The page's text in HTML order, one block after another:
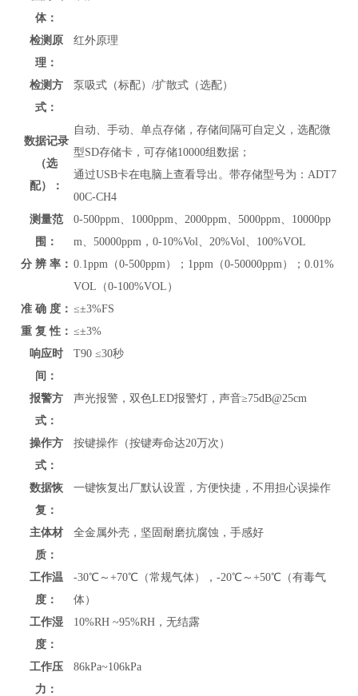
体：
检测原
理：
红外原理
检测方
式：
泵吸式（标配）/扩散式（选配）
数据记录
（选
配）：
自动、手动、单点存储，存储间隔可自定义，选配微
型SD存储卡，可存储10000组数据；
通过USB卡在电脑上查看导出。带存储型号为：ADT7
00C-CH4
测量范
围：
0-500ppm、1000ppm、2000ppm、5000ppm、10000pp
m、50000ppm，0-10%Vol、20%Vol、100%VOL
分 辨 率： 0.1ppm（0-500ppm）；1ppm（0-50000ppm）；0.01%
VOL（0-100%VOL）
准 确 度： ≤±3%FS
重 复 性： ≤±3%
响应时
间：
T90 ≤30秒
报警方
式：
声光报警，双色LED报警灯，声音≥75dB@25cm
操作方
式：
按键操作（按键寿命达20万次）
数据恢
复：
一键恢复出厂默认设置，方便快捷，不用担心误操作
主体材
质：
全金属外壳，坚固耐磨抗腐蚀，手感好
工作温
度：
-30℃～+70℃（常规气体），-20℃～+50℃（有毒气
体）
工作湿
度：
10%RH ~95%RH，无结露
工作压
力：
86kPa~106kPa